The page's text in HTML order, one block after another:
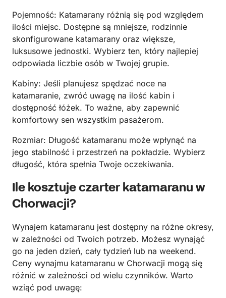
Pojemność: Katamarany różnią się pod względem
ilości miejsc. Dostępne są mniejsze, rodzinnie
skonfigurowane katamarany oraz większe,
luksusowe jednostki. Wybierz ten, który najlepiej
odpowiada liczbie osób w Twojej grupie.
Kabiny: Jeśli planujesz spędzać noce na
katamaranie, zwróć uwagę na ilość kabin i
dostępność łóżek. To ważne, aby zapewnić
komfortowy sen wszystkim pasażerom.
Rozmiar: Długość katamaranu może wpłynąć na
jego stabilność i przestrzeń na pokładzie. Wybierz
długość, która spełnia Twoje oczekiwania.
Ile kosztuje czarter katamaranu w
Chorwacji?
Wynajem katamaranu jest dostępny na różne okresy,
w zależności od Twoich potrzeb. Możesz wynająć
go na jeden dzień, cały tydzień lub na weekend.
Ceny wynajmu katamaranu w Chorwacji mogą się
różnić w zależności od wielu czynników. Warto
wziąć pod uwagę: